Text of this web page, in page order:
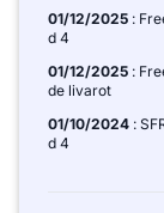
01/12/2025 :
d 4
01/12/2025 :
de livarot
01/10/2024 :
d 4